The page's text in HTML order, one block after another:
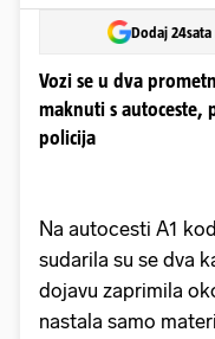
Dodaj
Vozi se u dva
maknuti s autoceste,
policija
Na autocesti A1
sudarila su se dva
dojavu zaprimila
nastala samo